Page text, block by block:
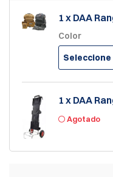
1 x DAA
Color
Seleccione
1 x DAA
Agotado